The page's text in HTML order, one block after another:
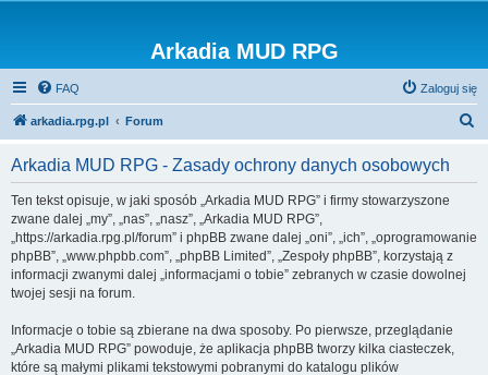
Arkadia MUD RPG
FAQ Zaloguj się
arkadia.rpg.pl Forum
Arkadia MUD RPG - Zasady ochrony danych osobowych
Ten tekst opisuje, w jaki sposób „Arkadia MUD RPG” i firmy stowarzyszone
zwane dalej „my”, „nas”, „nasz”, „Arkadia MUD RPG”,
„https://arkadia.rpg.pl/forum” i phpBB zwane dalej „oni”, „ich”, „oprogramowanie
phpBB”, „www.phpbb.com”, „phpBB Limited”, „Zespoły phpBB”, korzystają z
informacji zwanymi dalej „informacjami o tobie” zebranych w czasie dowolnej
twojej sesji na forum.
Informacje o tobie są zbierane na dwa sposoby. Po pierwsze, przeglądanie
„Arkadia MUD RPG” powoduje, że aplikacja phpBB tworzy kilka ciasteczek,
które są małymi plikami tekstowymi pobranymi do katalogu plików